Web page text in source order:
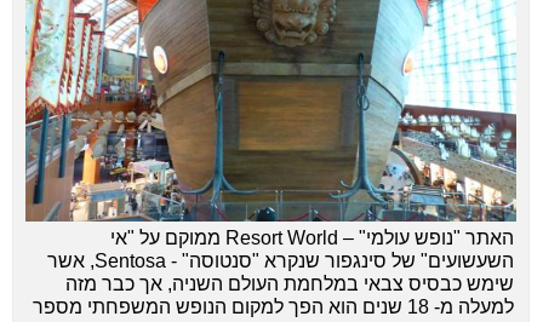
האתר "נופש עולמי" – Resort World ממוקם על "אי
השעשועים" של סינגפור שנקרא "סנטוסה" - Sentosa, אשר
שימש כבסיס צבאי במלחמת העולם השניה, אך כבר מזה
למעלה מ- 18 שנים הוא הפך למקום הנופש המשפחתי מספר